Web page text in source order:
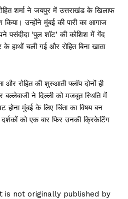
शर्मा ने जयपुर में उत्तराखंड के खिलाफ
उन्होंने मुंबई की पारी का आगाज
पसंदीदा ‘पुल शॉट’ की कोशिश में गेंद
हाथों चली गई और रोहित बिना खाता
रोहित की शुरुआती फ्लॉप दोनों ही
बल्लेबाजी ने दिल्ली को मजबूत स्थिति में
होना मुंबई के लिए चिंता का विषय बन
को एक बार फिर उनकी क्रिकेटिंग
is not originally published by